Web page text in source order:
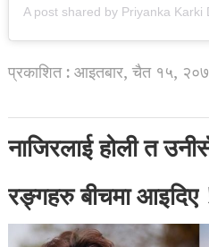
A post shared by Priyanka Karki
प्रकाशित : आइतबार, चैत १५,
नाजिरलाई होली त
रङ्गहरु बीचमा